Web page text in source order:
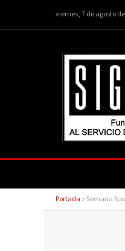
viernes, 7 de agosto
Portada » Semana